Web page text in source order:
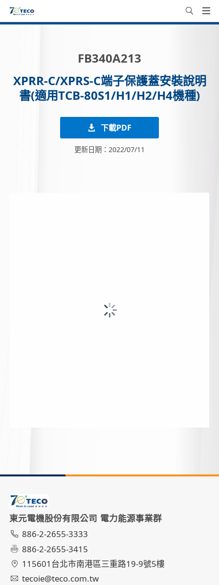
FB340A213
XPRR-C/XPRS-C端子保護蓋安裝說明
書(適用TCB-80S1/H1/H2/H4機種)
下載PDF
更新日期：2022/07/11
東元電機股份有限公司 電力能源事業群
886-2-2655-3333
886-2-2655-3415
115601台北市南港區三重路19-9號5樓
tecoie@teco.com.tw